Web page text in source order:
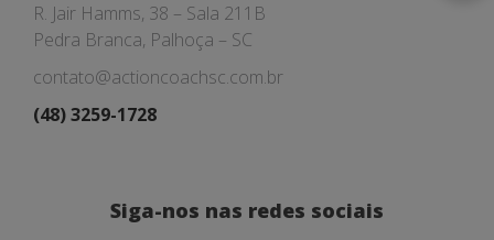
R. Jair Hamms, 38 – Sala 211B
Pedra Branca, Palhoça – SC
contato@actioncoachsc.com.br
(48) 3259-1728
Siga-nos nas redes sociais